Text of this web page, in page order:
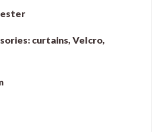
curtains, Velcro,